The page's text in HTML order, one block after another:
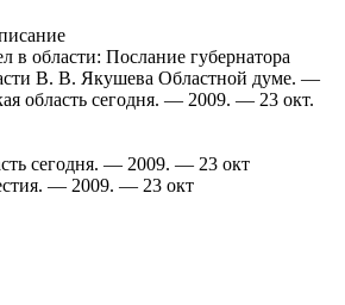
в области: Послание губернатора
В. В. Якушева Областной думе. —
область сегодня. — 2009. — 23 окт.
сегодня. — 2009. — 23 окт
— 2009. — 23 окт